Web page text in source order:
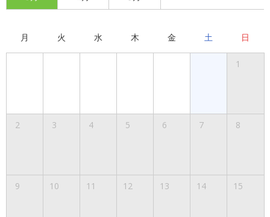
月 火 水 木 金 土 日
1
2 3 4 5 6 7 8
9 10 11 12 13 14 15